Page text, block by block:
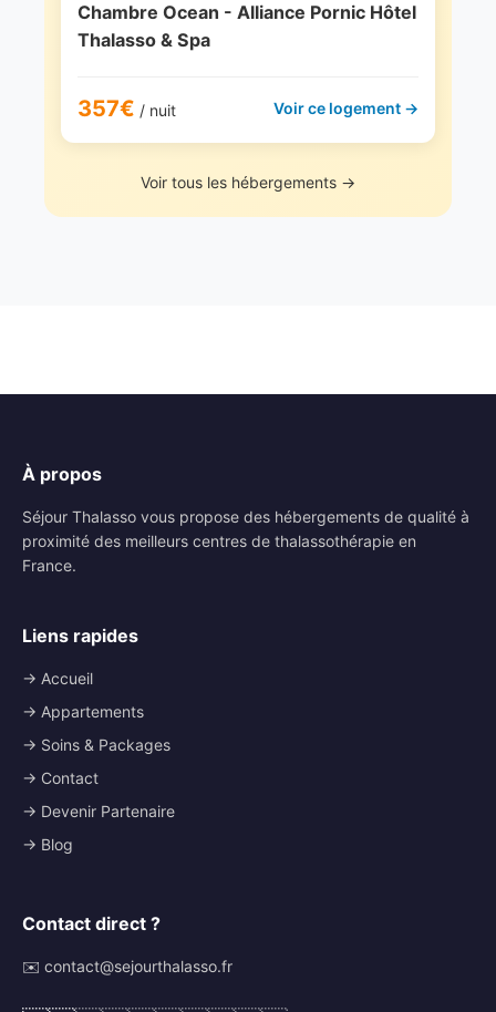
Chambre Ocean - Alliance Pornic Hôtel
Thalasso & Spa
357€ / nuit Voir ce logement →
Voir tous les hébergements →
À propos
Séjour Thalasso vous propose des hébergements de qualité à
proximité des meilleurs centres de thalassothérapie en
France.
Liens rapides
→ Accueil
→ Appartements
→ Soins & Packages
→ Contact
→ Devenir Partenaire
→ Blog
Contact direct ?
✉️ contact@sejourthalasso.fr